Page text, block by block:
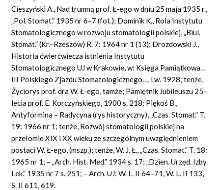
Cieszyński A., Nad trumną prof. Ł-ego w dniu 25 maja 1935 r.,
„Pol. Stomat.” 1935 nr 6–7 (fot.); Dominik K., Rola Instytutu
Stomatologicznego w rozwoju stomatologii polskiej, „Biul.
Stomat.” (Kr.–Rzeszów) R. 7: 1964 nr 1 (13); Drozdowski J.,
Historia ćwierćwiecza istnienia Instytutu
Stomatologicznego UJ w Krakowie, w: Księga Pamiątkowa…
III Polskiego Zjazdu Stomatologicznego…, Lw. 1928; tenże,
Życiorys prof. dra W. Ł-ego, tamże; Pamiętnik Jubileuszu 25-
lecia prof. E. Korczyńskiego, 1900 s. 218; Piękoś B.,
Antyformina – Radycyna (rys historyczny), „Czas. Stomat.” T.
19: 1966 nr 1; tenże, Rozwój stomatologii polskiej na
przełomie XIX i XX wieku ze szczególnym uwzględnieniem
postaci W. Ł-ego, (mszp.); tenże, W. J. Ł., „Czas. Stomat.” T. 18:
1965 nr 1; – „Arch. Hist. Med.” 1934 s. 17; „Dzien. Urzęd. Izby
Lek.” 1935 nr 7 s. 251; – Arch. UJ: W. L. II 64–71, W. L. II 133,
S. II 611, 619.